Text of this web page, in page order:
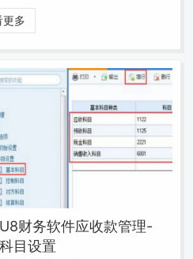
影响U8的使用效率及体验，并可
U8无法正常使用。
更多
财务软件应收款管理-
目设置